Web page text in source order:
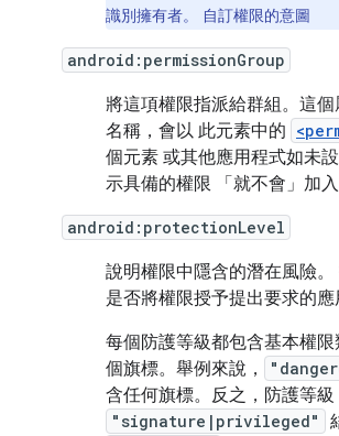
識別擁有者。 自訂權限的意圖
android:permissionGroup
將這項權限指派給群組。這
名稱，會以 此元素中的
個元素 或其他應用程式如未
示具備的權限 「就不會」加
android:protectionLevel
說明權限中隱含的潛在風險
是否將權限授予提出要求的應
每個防護等級都包含基本權
個旗標。舉例來說，
含任何旗標。反之，防護等級
"signature|privileged"